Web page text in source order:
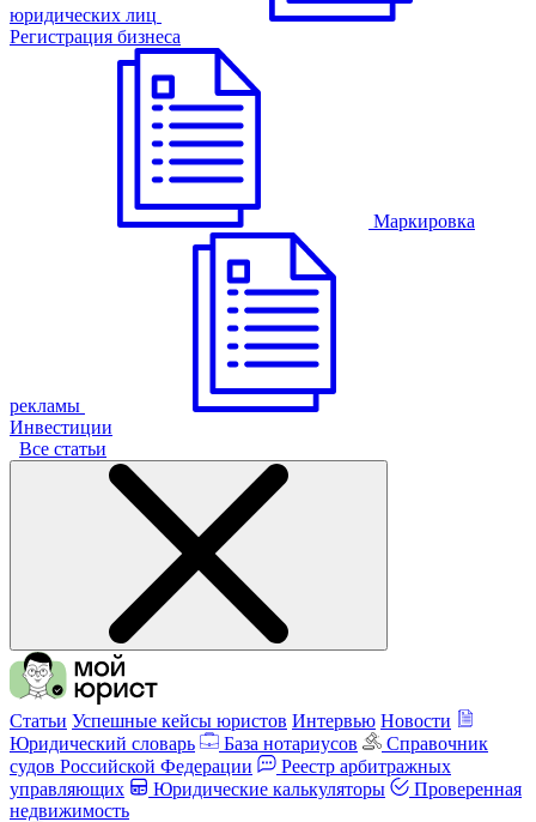
юридических лиц
Регистрация бизнеса
Маркировка
рекламы
Инвестиции
Все статьи
Статьи Успешные кейсы юристов Интервью Новости
Юридический словарь
База нотариусов
Справочник
судов Российской Федерации
Реестр арбитражных
управляющих
Юридические калькуляторы
Проверенная
недвижимость